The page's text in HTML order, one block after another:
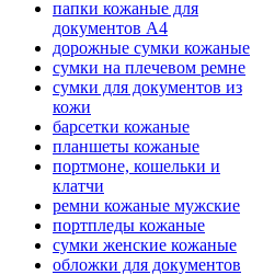
папки кожаные для
документов А4
дорожные сумки кожаные
сумки на плечевом ремне
сумки для документов из
кожи
барсетки кожаные
планшеты кожаные
портмоне, кошельки и
клатчи
ремни кожаные мужские
портпледы кожаные
сумки женские кожаные
обложки для документов